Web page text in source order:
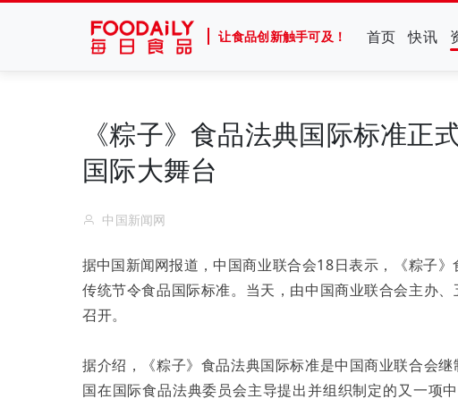
让食品创新触手可及！ 首页 快讯
《粽子》食品法典国际标准正
国际大舞台
中国新闻网
据中国新闻网报道， 中国商业联合会18日表示，《粽子
传统节令食品国际标准。当天，由中国商业联合会主办
召开。
据介绍，《粽子》食品法典国际标准是中国商业联合会
国在国际食品法典委员会主导提出并组织制定的又一项